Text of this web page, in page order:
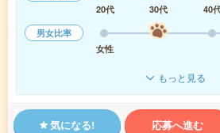
20代
30代 40
男女比率
女性
もっと見る
気になる! 応募へ進む